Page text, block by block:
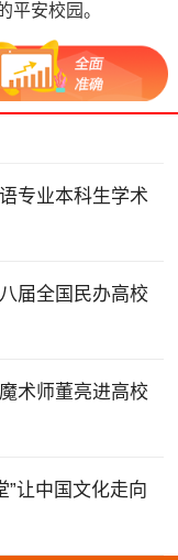
平安校园。
专业本科生学术
届全国民办高校
术师董亮进高校